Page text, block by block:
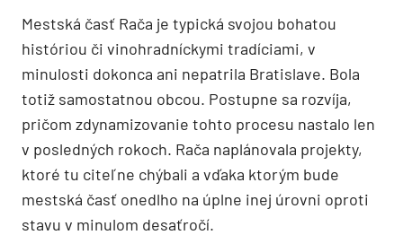
Mestská časť Rača je typická svojou bohatou
históriou či vinohradníckymi tradíciami, v
minulosti dokonca ani nepatrila Bratislave. Bola
totiž samostatnou obcou. Postupne sa rozvíja,
pričom zdynamizovanie tohto procesu nastalo len
v posledných rokoch. Rača naplánovala projekty,
ktoré tu citeľne chýbali a vďaka ktorým bude
mestská časť onedlho na úplne inej úrovni oproti
stavu v minulom desaťročí.